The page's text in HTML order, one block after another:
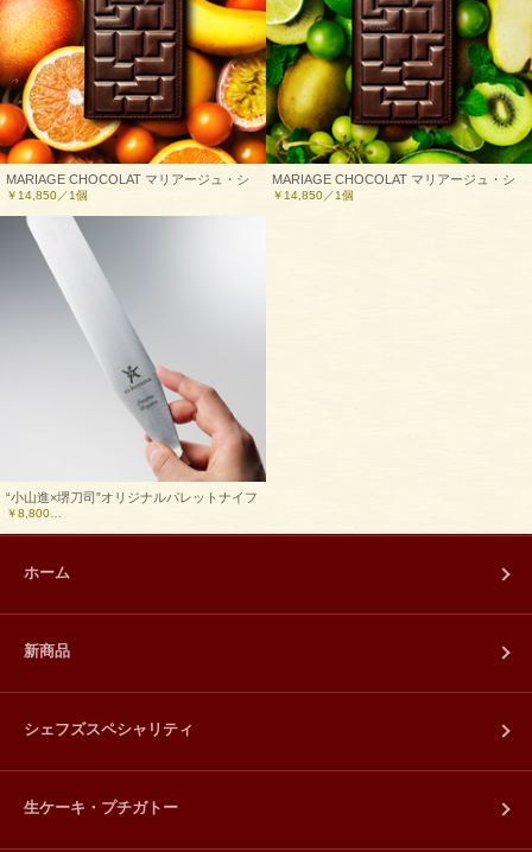
MARIAGE CHOCOLAT マリアージュ・シ
ョコラ《マンゴーオレンジ》
￥14,850／1個
MARIAGE CHOCOLAT マリアージュ・シ
ョコラ《ピスタチオグリーン》
￥14,850／1個
“小山進×堺刀司”オリジナルパレットナイフ
￥8,800…
ホーム
新商品
シェフズスペシャリティ
生ケーキ・プチガトー